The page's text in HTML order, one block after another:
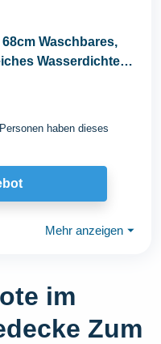
Waschbares,
Wasserdichtes
haben dieses
Mehr anzeigen ⏷
im
Zum